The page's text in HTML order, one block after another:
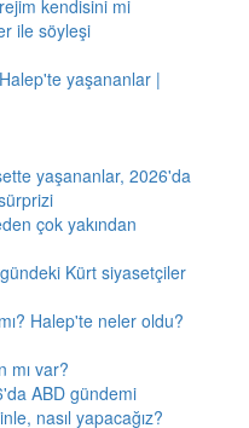
kendisini mi
ile söyleşi
yaşananlar |
yaşananlar, 2026'da
çok yakından
Kürt siyasetçiler
Halep'te neler oldu?
mı var?
ABD gündemi
nasıl yapacağız?